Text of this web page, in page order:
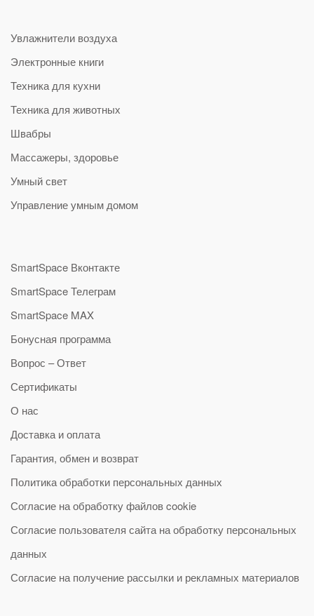
Увлажнители воздуха
Электронные книги
Техника для кухни
Техника для животных
Швабры
Массажеры, здоровье
Умный свет
Управление умным домом
SmartSpace Вконтакте
SmartSpace Телеграм
SmartSpace MAX
Бонусная программа
Вопрос – Ответ
Сертификаты
О нас
Доставка и оплата
Гарантия, обмен и возврат
Политика обработки персональных данных
Согласие на обработку файлов cookie
Согласие пользователя сайта на обработку персональных
данных
Согласие на получение рассылки и рекламных материалов